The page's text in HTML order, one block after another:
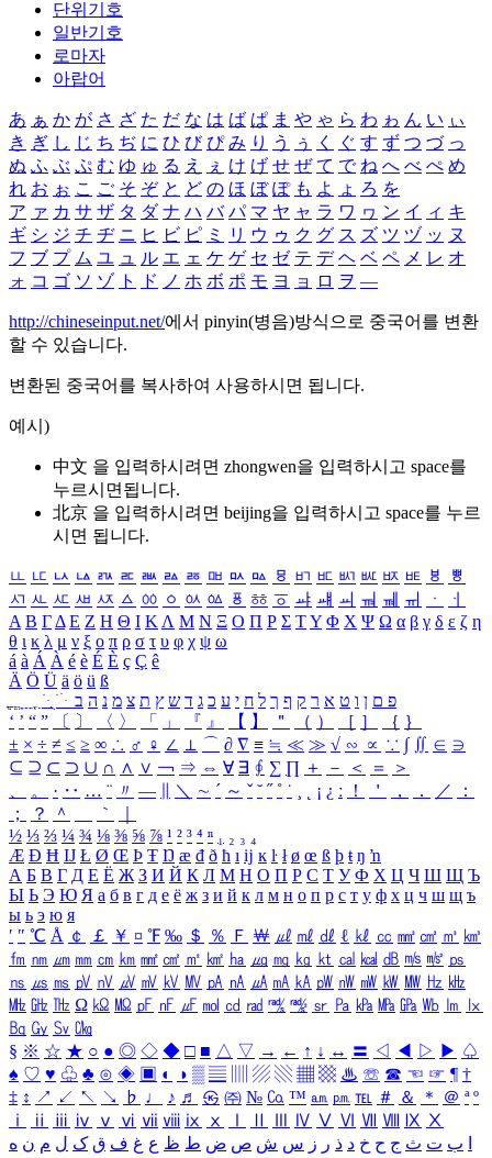
단위기호
일반기호
로마자
아랍어
あ ぁ か が さ ざ た だ な は ば ぱ ま や ゃ ら わ ゎ ん い ぃ
き ぎ し じ ち ぢ に ひ び ぴ み り う ぅ く ぐ す ず つ づ っ
ぬ ふ ぶ ぷ む ゆ ゅ る え ぇ け げ せ ぜ て で ね へ べ ぺ め
れ お ぉ こ ご そ ぞ と ど の ほ ぼ ぽ も よ ょ ろ を
ア ァ カ サ ザ タ ダ ナ ハ バ パ マ ヤ ャ ラ ワ ヮ ン イ ィ キ
ギ シ ジ チ ヂ ニ ヒ ビ ピ ミ リ ウ ゥ ク グ ス ズ ツ ヅ ッ ヌ
フ ブ プ ム ユ ュ ル エ ェ ケ ゲ セ ゼ テ デ ヘ ベ ペ メ レ オ
ォ コ ゴ ソ ゾ ト ド ノ ホ ボ ポ モ ヨ ョ ロ ヲ ―
http://chineseinput.net/에서 pinyin(병음)방식으로 중국어를 변환
할 수 있습니다.
변환된 중국어를 복사하여 사용하시면 됩니다.
예시)
中文 을 입력하시려면 zhongwen을 입력하시고 space를
누르시면됩니다.
北京 을 입력하시려면 beijing을 입력하시고 space를 누르
시면 됩니다.
ㅥ ㅦ ㅧ ㅨ ㅩ ㅪ ㅫ ㅬ ㅭ ㅮ ㅯ ㅰ ㅱ ㅲ ㅳ ㅴ ㅵ ㅶ ㅷ ㅸ
ㅹ
ㅺ ㅻ ㅼ ㅽ ㅾ ㅿ ㆀ ㆁ ㆂ ㆃ ㆄ ㆅ ㆆ ㆇ ㆈ ㆉ ㆊ ㆋ ㆌ ㆍ
ㆎ
Α Β ΓΔ Ε Ζ Η Θ Ι ΚΛ Μ Ν Ξ Ο Π Ρ Σ ΤΥ Φ Χ Ψ Ω α β γ δ ε ζ η
θ ι κ λ μ ν ξ ο π ρ σ τ υ φ χ ψ ω
á à Á À é è É È ç Ç ê
Ä Ö Ü ä ö ü ß
ִֶֹ ֻּ ׁׂ פ ם ן ו ט א ר ק ף ך ל ח י ע כ ג ד ש ץ ת צ מ נ ה ב
‘ ’ “ ” 〔 〕 〈 〉 「 」 『 』 【 】 ＂ （ ） ［ ］ ｛ ｝
± × ÷ ≠ ≤ ≥ ∞ ∴ ♂ ♀ ∠ ⊥ ⌒ ∂ ∇ ≡ ≒ ≪ ≫ √ ∽ ∝ ∵ ∫ ∬ ∈ ∋
⊆ ⊇ ⊂ ⊃ ∪ ∩ ∧ ∨ ￢ ⇒ ⇔ ∀ ∃ ∮ ∑ ∏ ＋ － ＜ ＝
＞
、
。 · ‥ … ¨ 〃 ― ＼ ∼ ´ ～ ˇ ˘ ˝ ˚ ˙ ¸ ¡ ¿ ː ！ ＇ ， ． ／
：
；
？ ＾ ｀
½ ⅓ ⅔ ¼ ¾ ⅛ ⅜ ⅝ ⅞ ¹ ² ³ ⁴ ⁿ ₁ ₂ ₃ ₄
Æ Ð Ħ Ĳ Ł Ø Œ Þ Ŧ Ŋ æ đ ð ħ ı ĳ ĸ ŀ ł ø œ ß þ ŧ ŋ ŉ
А Б В Г Д Е Ё Ж З И Й К Л М Н О П Р С Т У Ф Х Ц Ч Ш Щ Ъ
Ы Ь Э Ю Я а б в г д е ё ж з и й к л м н о п р с т у ф х ц ч ш щ ъ
ы ь э ю я
′ ″ ℃ Å ￠ ￡ ￥ ¤ ℉ ‰ ＄ ％ Ｆ ￦ ㎕ ㎖ ㎗ ℓ ㎘ ㏄ ㎣ ㎤ ㎥ ㎦
㎙ ㎚ ㎛ ㎜ ㎝ ㎞ ㎟ ㎠ ㎡ ㎢ ㏊ ㎍ ㎎ ㎏ ㏏ ㎈ ㎉ ㏈ ㎧ ㎨ ㎰
㎱ ㎲ ㎳ ㎴ ㎵ ㎶ ㎷ ㎸ ㎹ ㎀ ㎁ ㎂ ㎃ ㎄ ㎺ ㎻ ㎽ ㎾ ㎿ ㎐ ㎑
㎒ ㎓ ㎔ Ω ㏀ ㏁ ㎊ ㎋ ㎌ ㏖ ㏅ ㎭ ㎮ ㎯ ㏛ ㎩ ㎪ ㎫ ㎬ ㏝ ㏐
㏓
㏃ ㏉ ㏜ ㏆
§ ※ ☆ ★ ○ ● ◎ ◇ ◆ □ ■ △ ▽ → ← ↑ ↓ ↔ 〓 ◁ ◀ ▷ ▶ ♤
♠ ♡ ♥ ♧ ♣ ⊙ ◈ ▣ ◐ ◑ ▒ ▤ ▨ ▧ ▦ ▩ ♨ ☏ ☎ ☜ ☞ ¶ †
‡ ↕ ↗ ↙ ↖ ↘ ♭ ♩ ♪ ♬ ㉿ ㈜ № ㏇ ™ ㏂ ㏘ ℡ ＃ ＆ ＊ ＠ ª º
ⅰ
ⅱ ⅲ ⅳ ⅴ ⅵ ⅶ ⅷ ⅸ ⅹ Ⅳ Ⅴ Ⅵ Ⅶ Ⅷ Ⅸ Ⅹ
ب ت ث ج ح خ د ذ ر ز س ش ص ض ط ظ ع غ ف ق ک ل م ن ه